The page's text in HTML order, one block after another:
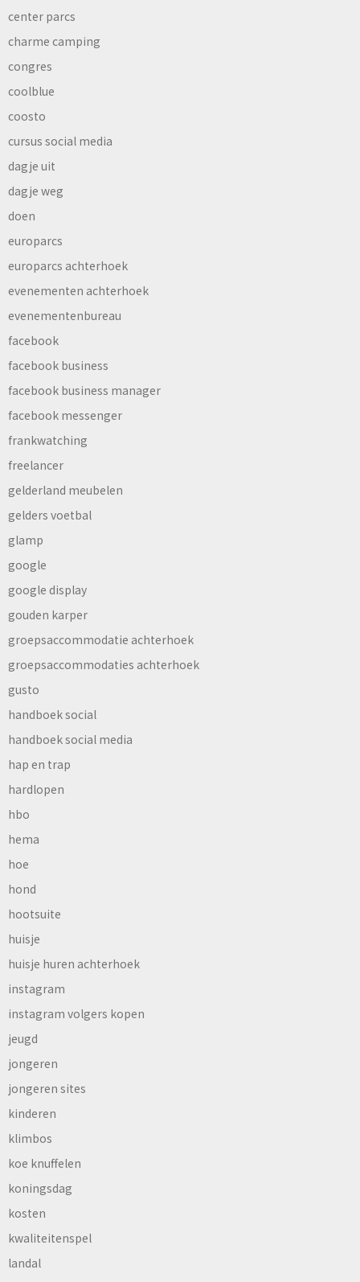
center parcs
charme camping
congres
coolblue
coosto
cursus social media
dagje uit
dagje weg
doen
europarcs
europarcs achterhoek
evenementen achterhoek
evenementenbureau
facebook
facebook business
facebook business manager
facebook messenger
frankwatching
freelancer
gelderland meubelen
gelders voetbal
glamp
google
google display
gouden karper
groepsaccommodatie achterhoek
groepsaccommodaties achterhoek
gusto
handboek social
handboek social media
hap en trap
hardlopen
hbo
hema
hoe
hond
hootsuite
huisje
huisje huren achterhoek
instagram
instagram volgers kopen
jeugd
jongeren
jongeren sites
kinderen
klimbos
koe knuffelen
koningsdag
kosten
kwaliteitenspel
landal